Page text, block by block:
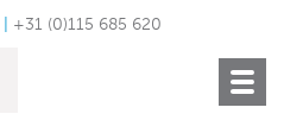
+31 (0)115 685 620
Toggle